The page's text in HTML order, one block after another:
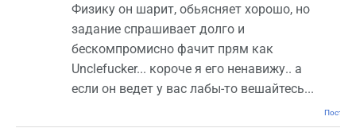
Физику он шарит, обьясняет хорошо, но
задание спрашивает долго и
бескомпромисно фачит прям как
Unclefucker... короче я его ненавижу.. а
если он ведет у вас лабы-то вешайтесь...